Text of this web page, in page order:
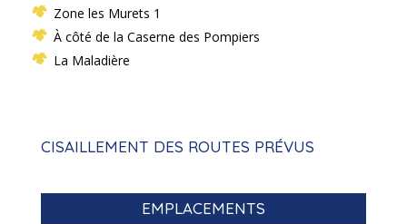
Zone les Murets 1
À côté de la Caserne des Pompiers
La Maladière
CISAILLEMENT DES ROUTES PRÉVUS
EMPLACEMENTS